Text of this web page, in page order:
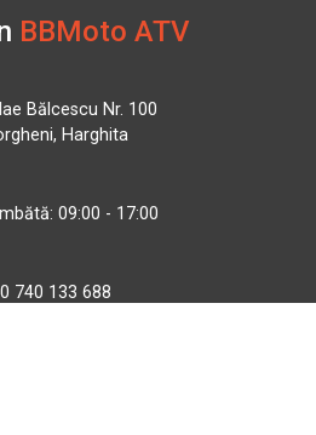
BBMoto ATV
Bălcescu Nr. 100
Harghita
09:00 - 17:00
740 133 688